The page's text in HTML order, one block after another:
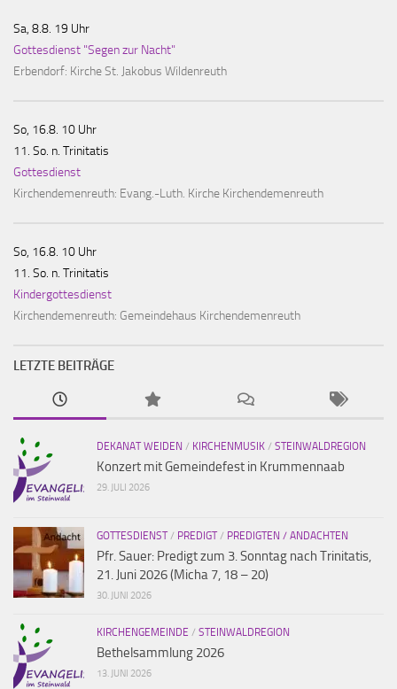
Sa, 8.8. 19 Uhr
Gottesdienst "Segen zur Nacht"
Erbendorf: Kirche St. Jakobus Wildenreuth
So, 16.8. 10 Uhr
11. So. n. Trinitatis
Gottesdienst
Kirchendemenreuth: Evang.-Luth. Kirche Kirchendemenreuth
So, 16.8. 10 Uhr
11. So. n. Trinitatis
Kindergottesdienst
Kirchendemenreuth: Gemeindehaus Kirchendemenreuth
LETZTE BEITRÄGE
DEKANAT WEIDEN / KIRCHENMUSIK / STEINWALDREGION
Konzert mit Gemeindefest in Krummennaab
29. JULI 2026
GOTTESDIENST/ PREDIGT/ PREDIGTEN / ANDACHTEN
Pfr. Sauer: Predigt zum 3. Sonntag nach Trinitatis,
21. Juni 2026 (Micha 7, 18 – 20)
30. JUNI 2026
KIRCHENGEMEINDE / STEINWALDREGION
Bethelsammlung 2026
13. JUNI 2026